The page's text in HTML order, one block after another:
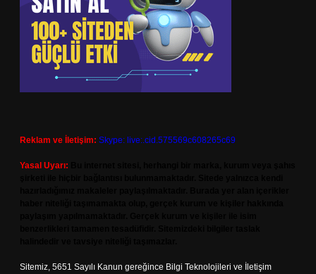
Reklam ve İletişim: Skype: live:.cid.575569c608265c69
Yasal Uyarı:
Sitemiz, 5651 Sayılı Kanun gereğince Bilgi Teknolojileri ve İletişim